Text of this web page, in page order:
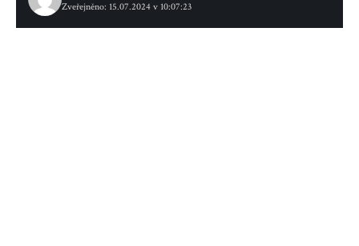
Zveřejněno: 15.07.2024 v 10:07:23